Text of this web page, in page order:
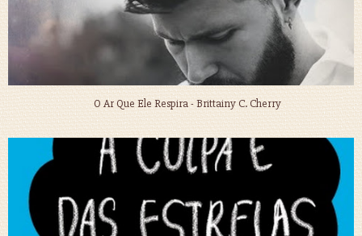
O Ar Que Ele Respira - Brittainy C. Cherry